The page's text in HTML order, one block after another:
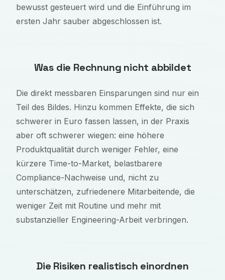
bewusst gesteuert wird und die Einführung im
ersten Jahr sauber abgeschlossen ist.
Was die Rechnung nicht abbildet
Die direkt messbaren Einsparungen sind nur ein
Teil des Bildes. Hinzu kommen Effekte, die sich
schwerer in Euro fassen lassen, in der Praxis
aber oft schwerer wiegen: eine höhere
Produktqualität durch weniger Fehler, eine
kürzere Time-to-Market, belastbarere
Compliance-Nachweise und, nicht zu
unterschätzen, zufriedenere Mitarbeitende, die
weniger Zeit mit Routine und mehr mit
substanzieller Engineering-Arbeit verbringen.
Die Risiken realistisch einordnen